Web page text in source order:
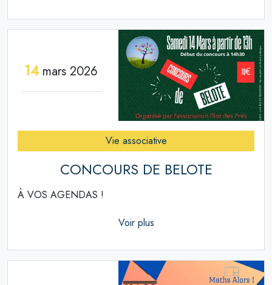
14mars 2026
Vie associative
CONCOURS DE BELOTE
À VOS AGENDAS !
Voir plus